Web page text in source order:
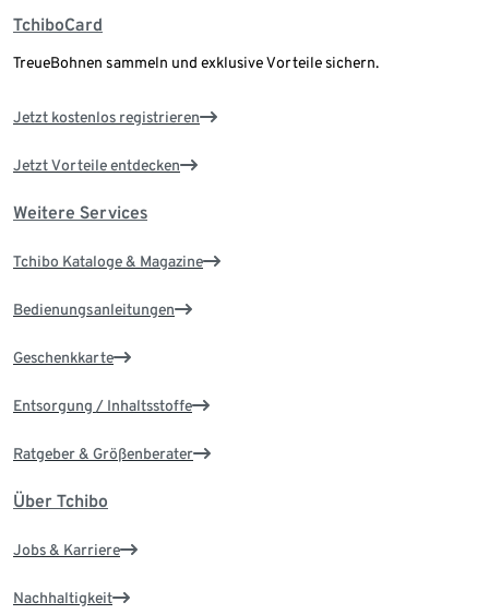
TchiboCard
TreueBohnen sammeln und exklusive Vorteile sichern.
Jetzt kostenlos registrieren
Jetzt Vorteile entdecken
Weitere Services
Tchibo Kataloge & Magazine
Bedienungsanleitungen
Geschenkkarte
Entsorgung / Inhaltsstoffe
Ratgeber & Größenberater
Über Tchibo
Jobs & Karriere
Nachhaltigkeit